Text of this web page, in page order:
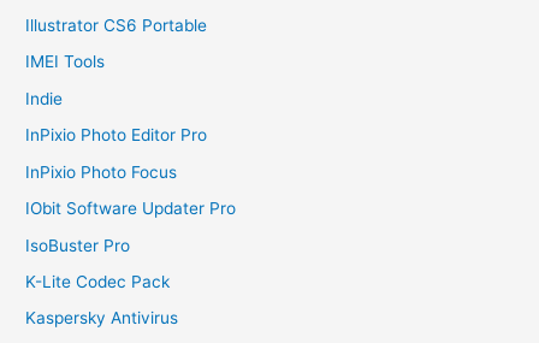
Illustrator CS6 Portable
IMEI Tools
Indie
InPixio Photo Editor Pro
InPixio Photo Focus
IObit Software Updater Pro
IsoBuster Pro
K-Lite Codec Pack
Kaspersky Antivirus